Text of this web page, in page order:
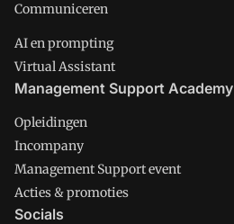
Communiceren
AI en prompting
Virtual Assistant
Management Support Academy
Opleidingen
Incompany
Management Support event
Acties & promoties
Socials